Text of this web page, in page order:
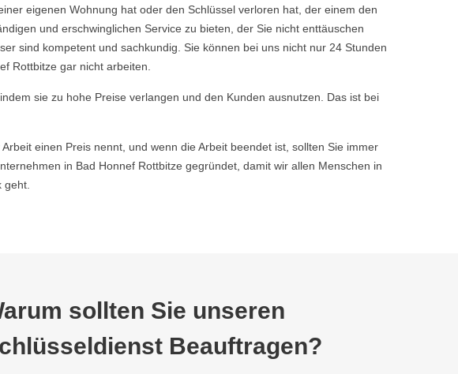
eigenen Wohnung hat oder den Schlüssel verloren hat, der einem den
und erschwinglichen Service zu bieten, der Sie nicht enttäuschen
sind kompetent und sachkundig. Sie können bei uns nicht nur 24 Stunden
Rottbitze gar nicht arbeiten.
sie zu hohe Preise verlangen und den Kunden ausnutzen. Das ist bei
einen Preis nennt, und wenn die Arbeit beendet ist, sollten Sie immer
in Bad Honnef Rottbitze gegründet, damit wir allen Menschen in
sollten Sie unseren
Beauftragen?